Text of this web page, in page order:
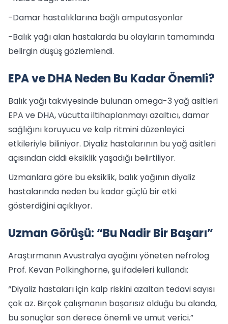
-Damar hastalıklarına bağlı amputasyonlar
-Balık yağı alan hastalarda bu olayların tamamında
belirgin düşüş gözlemlendi.
EPA ve DHA Neden Bu Kadar Önemli?
Balık yağı takviyesinde bulunan omega-3 yağ asitleri
EPA ve DHA, vücutta iltihaplanmayı azaltıcı, damar
sağlığını koruyucu ve kalp ritmini düzenleyici
etkileriyle biliniyor. Diyaliz hastalarının bu yağ asitleri
açısından ciddi eksiklik yaşadığı belirtiliyor.
Uzmanlara göre bu eksiklik, balık yağının diyaliz
hastalarında neden bu kadar güçlü bir etki
gösterdiğini açıklıyor.
Uzman Görüşü: “Bu Nadir Bir Başarı”
Araştırmanın Avustralya ayağını yöneten nefrolog
Prof. Kevan Polkinghorne, şu ifadeleri kullandı:
“Diyaliz hastaları için kalp riskini azaltan tedavi sayısı
çok az. Birçok çalışmanın başarısız olduğu bu alanda,
bu sonuçlar son derece önemli ve umut verici.”